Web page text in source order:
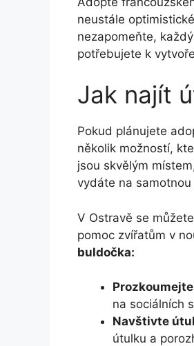
neustále
nezapomeňte,
potřebujete ​k
Jak ⁤najít
Pokud plánujete
několik ​možností,
jsou skvělým
vydáte⁣ na
V‍ Ostravě se
pomoc zvířatům v
buldočka:
na‍ sociálních
Navštivte
útulku a